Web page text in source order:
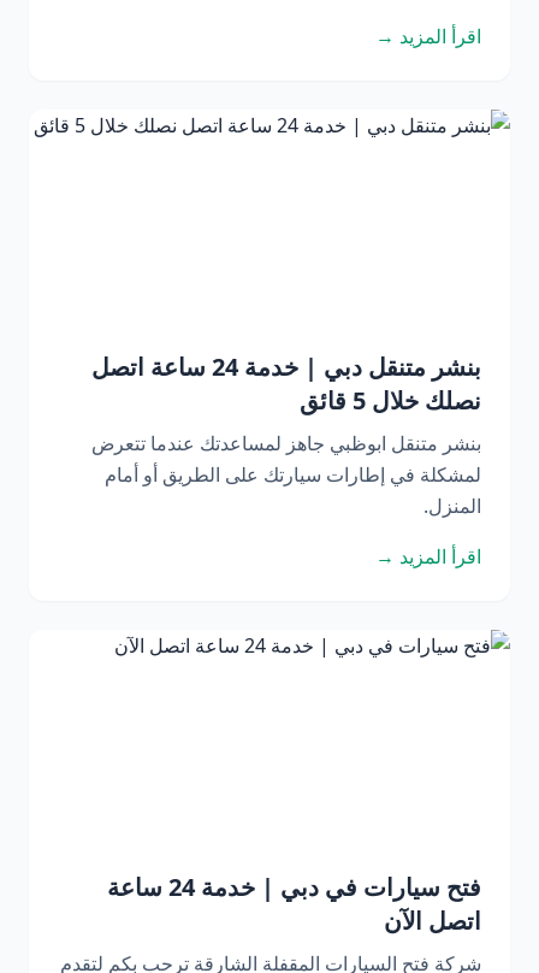
اقرأ المزيد →
بنشر متنقل دبي | خدمة 24 ساعة اتصل
نصلك خلال 5 قائق
بنشر متنقل ابوظبي جاهز لمساعدتك عندما تتعرض
لمشكلة في إطارات سيارتك على الطريق أو أمام
المنزل.
اقرأ المزيد →
فتح سيارات في دبي | خدمة 24 ساعة
اتصل الآن
شركة فتح السيارات المقفلة الشارقة ترحب بكم لتقدم